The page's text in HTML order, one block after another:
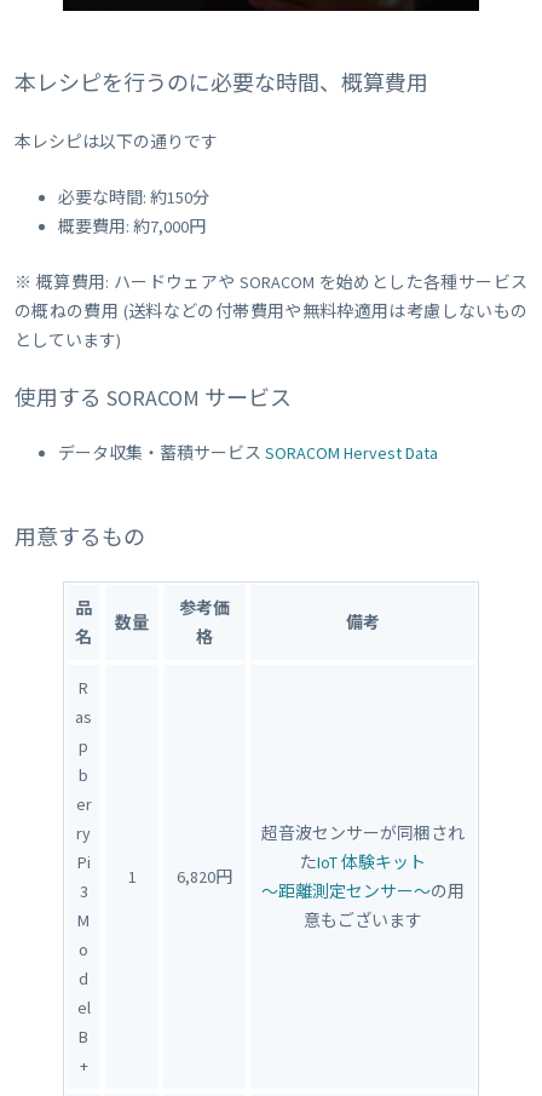
本レシピを行うのに必要な時間、概算費用
本レシピは以下の通りです
必要な時間: 約150分
概要費用: 約7,000円
※ 概算費用: ハードウェアや SORACOM を始めとした各種サービス
の概ねの費用 (送料などの付帯費用や無料枠適用は考慮しないもの
としています)
使用する SORACOM サービス
データ収集・蓄積サービス SORACOM Hervest Data
用意するもの
品
名
数量
参考価
格
備考
R
as
p
b
er
ry
Pi
3
M
o
d
el
B
+
1 6,820円
超音波センサーが同梱され
たIoT 体験キット
〜距離測定センサー〜の用
意もございます